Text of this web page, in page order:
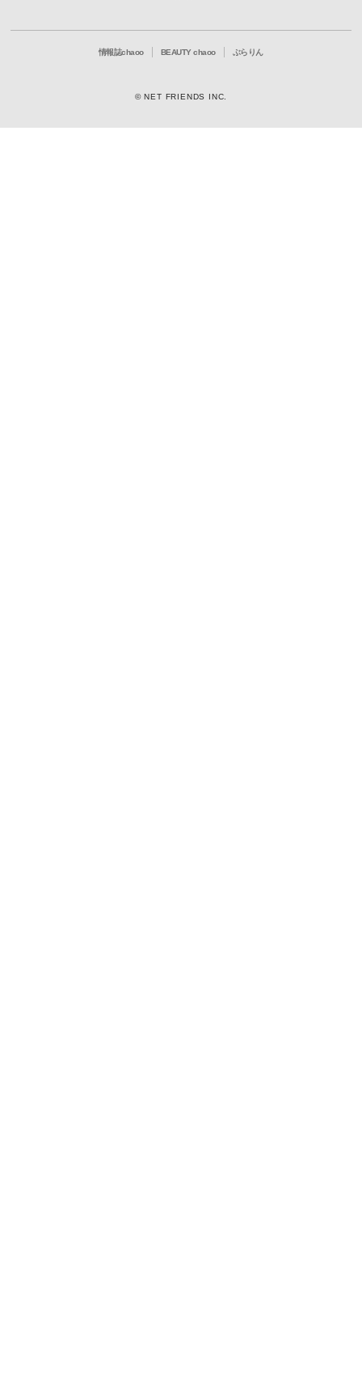
情報誌chaoo BEAUTY chaoo ぶらりん
© NET FRIENDS INC.